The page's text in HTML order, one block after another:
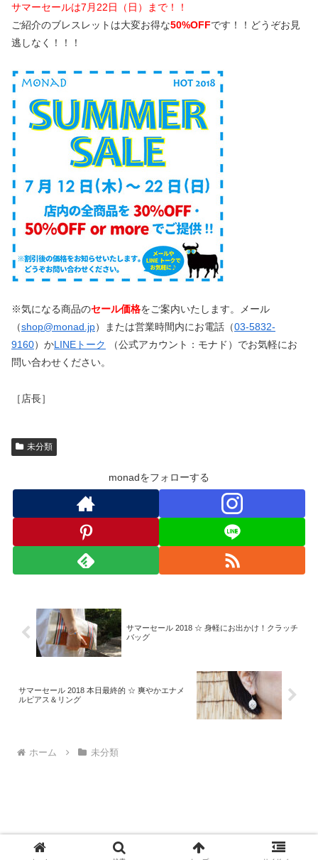
サマーセールは7月22日（日）まで！！
ご紹介のブレスレットは大変お得な50%OFFです！！どうぞお見
逃しなく！！！
※気になる商品のセール価格をご案内いたします。メール
（shop@monad.jp）または営業時間内にお電話（03-5832-
9160）かLINEトーク
（公式アカウント：モナド）でお気軽にお
問い合わせください。
［店長］
未分類
monadをフォローする
サマーセール 2018 ☆ 身軽にお出かけ！クラッチ
バッグ
サマーセール 2018 本日最終的 ☆ 爽やかエナメ
ルピアス＆リング
ホーム 未分類
© 2008-2026 monad.